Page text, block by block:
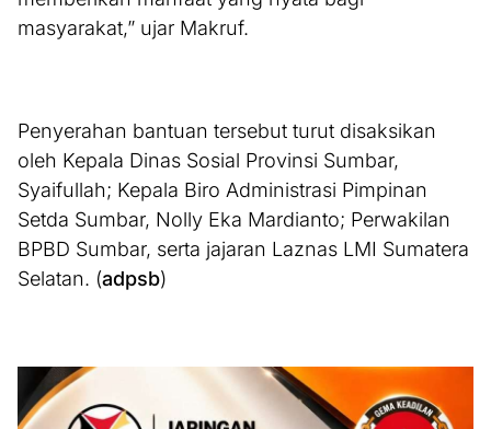
masyarakat,” ujar Makruf.
Penyerahan bantuan tersebut turut disaksikan
oleh Kepala Dinas Sosial Provinsi Sumbar,
Syaifullah; Kepala Biro Administrasi Pimpinan
Setda Sumbar, Nolly Eka Mardianto; Perwakilan
BPBD Sumbar, serta jajaran Laznas LMI Sumatera
Selatan. (adpsb)